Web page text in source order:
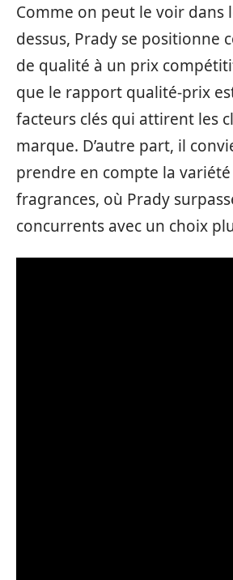
Comme on peut le voir dans
dessus, Prady se positionne
de qualité à un prix
que le rapport qualité-prix
facteurs clés qui attirent les
marque. D’autre part, il
prendre en compte la
fragrances, où Prady
concurrents avec un choix